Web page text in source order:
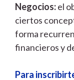
Negocios:el
ciertos
forma
financieros y
Para